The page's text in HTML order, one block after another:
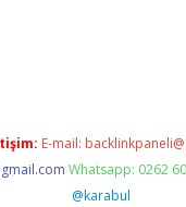
E-mail:
Whatsapp: 0262
@karabul